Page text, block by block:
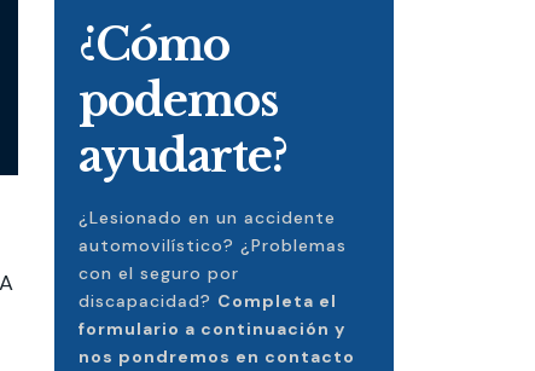
¿Cómo
podemos
ayudarte?
¿Lesionado en un accidente
automovilístico? ¿Problemas
con el seguro por
discapacidad? Completa el
formulario a continuación y
nos pondremos en contacto